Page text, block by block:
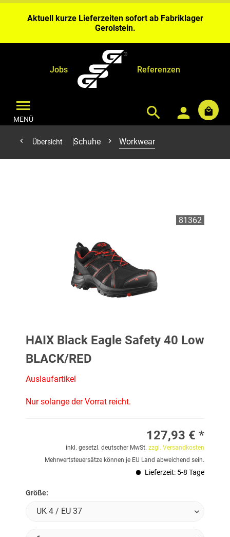
Aktuell kurze Lieferzeiten sofort ab Fabriklager
Gerolstein.
Wochen Bearbeitungszeit ein.
Aktuell kurze Lieferzeiten sofort ab Fabriklager
Gerolstein.
Jobs Referenzen
MENÜ
Übersicht Schuhe Workwear
81362
HAIX Black Eagle Safety 40 Low
BLACK/RED
Auslaufartikel
Nur solange der Vorrat reicht.
127,93 € *
inkl. gesetzl. deutscher MwSt. zzgl. Versandkosten
Mehrwertsteuersätze können je EU Land abweichend sein.
Lieferzeit: 5-8 Tage
Größe: